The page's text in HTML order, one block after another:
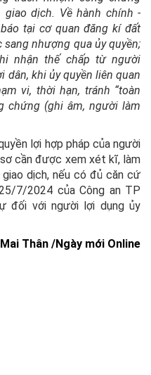
dịch. Về hành chính -
tại cơ quan đăng kí đất
nhượng qua ủy quyền;
nhận thế chấp từ người
dân, khi ủy quyền liên quan
vi, thời hạn, tránh “toàn
chứng (ghi âm, người làm
lợi hợp pháp của người
cần được xem xét kĩ, làm
dịch, nếu có đủ căn cứ
7/2024 của Công an TP
đối với người lợi dụng ủy
Mai Thân /Ngày mới Online